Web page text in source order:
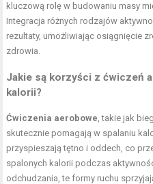
kluczową rolę w budowaniu masy
Integracja różnych rodzajów
rezultaty, umożliwiając osiągnięcie
zdrowia.
Jakie są korzyści z ćwiczeń
kalorii?
Ćwiczenia aerobowe, takie jak
skutecznie pomagają w spalaniu
przyspieszają tętno i oddech, co
spalonych kalorii podczas
odchudzania, te formy ruchu